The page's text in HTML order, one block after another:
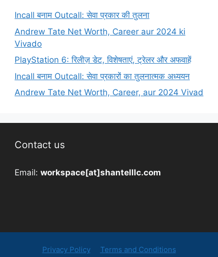
Incall बनाम Outcall: सेवा प्रकार की तुलना
Andrew Tate Net Worth, Career aur 2024 ki
Vivado
PlayStation 6: रिलीज़ डेट, विशेषताएं, ट्रेलर और अफवाहें
Incall बनाम Outcall: सेवा प्रकारों का तुलनात्मक अध्ययन
Andrew Tate Net Worth, Career, aur 2024 Vivad
Contact us
Email: workspace[at]shantelllc.com
Privacy Policy Terms and Conditions